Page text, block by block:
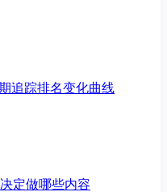
追踪排名变化曲线
定做哪些内容